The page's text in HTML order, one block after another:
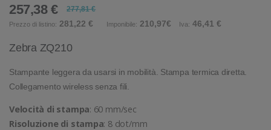
257,38 € 277,81 €
Prezzo di listino: 281,22 € Imponibile: 210,97€ Iva: 46,41 €
Zebra ZQ210
Stampante leggera da usarsi in mobilità. Stampa termica diretta.
Collegamento wireless senza fili.
Velocità di stampa: 60 mm/sec
Risoluzione di stampa: 8 dot/mm